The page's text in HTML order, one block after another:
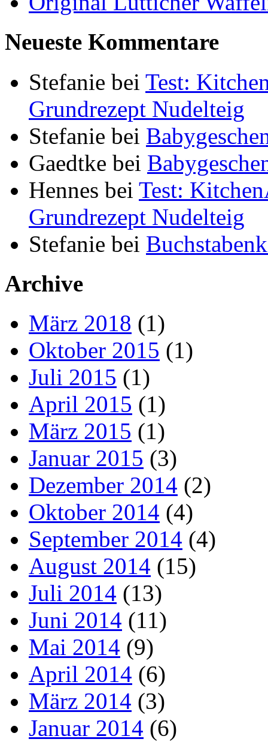
Neueste Kommentare
Stefanie bei Test:
Grundrezept Nudelteig
Stefanie bei
Gaedtke bei
Hennes bei Test:
Grundrezept Nudelteig
Stefanie bei
Archive
März 2018 (1)
Oktober 2015 (1)
Juli 2015 (1)
April 2015 (1)
März 2015 (1)
Januar 2015 (3)
Dezember 2014 (2)
Oktober 2014 (4)
September 2014 (4)
August 2014 (15)
Juli 2014 (13)
Juni 2014 (11)
Mai 2014 (9)
April 2014 (6)
März 2014 (3)
Januar 2014 (6)